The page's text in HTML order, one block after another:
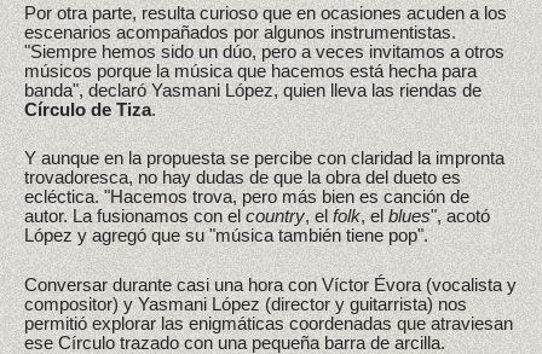
Por otra parte, resulta curioso que en ocasiones acuden a los
escenarios acompañados por algunos instrumentistas.
"Siempre hemos sido un dúo, pero a veces invitamos a otros
músicos porque la música que hacemos está hecha para
banda", declaró Yasmani López, quien lleva las riendas de
Círculo de Tiza.
Y aunque en la propuesta se percibe con claridad la impronta
trovadoresca, no hay dudas de que la obra del dueto es
ecléctica. "Hacemos trova, pero más bien es canción de
autor. La fusionamos con elcountry, el folk, elblues", acotó
López y agregó que su "música también tiene pop".
Conversar durante casi una hora con Víctor Évora (vocalista y
compositor) y Yasmani López (director y guitarrista) nos
permitió explorar las enigmáticas coordenadas que atraviesan
ese Círculo trazado con una pequeña barra de arcilla.